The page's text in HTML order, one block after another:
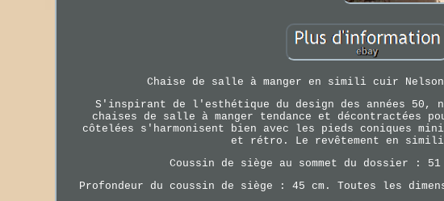
Chaise de salle à manger en simili cuir
S'inspirant de l'esthétique du design des années 50,
chaises de salle à manger tendance et décontractées
côtelées s'harmonisent bien avec les pieds coniques
et rétro. Le revêtement en
Coussin de siège au sommet du dossier :
Profondeur du coussin de siège : 45 cm. Toutes les